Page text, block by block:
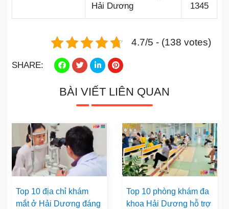
Hải Dương
1345
4.7/5 - (138 votes)
SHARE:
BÀI VIẾT LIÊN QUAN
Top 10 địa chỉ khám
mắt ở Hải Dương đáng
Top 10 phòng khám đa
khoa Hải Dương hỗ trợ